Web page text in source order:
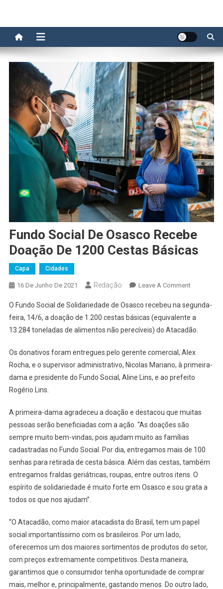
Fundo Social De Osasco Recebe
Doação De 1200 Cestas Básicas
Capa Cidades
16 De Junho De 2021 Redação Leave A CommentOn
Social
De
Osasco
Doação
De
1200
O Fundo Social de Solidariedade de Osasco recebeu na segunda-
feira, 14/6, a doação de 1.200 cestas básicas (equivalente a
13.284 toneladas de alimentos não perecíveis) do Atacadão.
Os donativos foram entregues pelo gerente comercial, Alex
Rocha, e o supervisor administrativo, Nicolas Mariano, à primeira-
dama e presidente do Fundo Social, Aline Lins, e ao prefeito
Rogério Lins.
A primeira-dama agradeceu a doação e destacou que muitas
pessoas serão beneficiadas com a ação. “As doações são
sempre muito bem-vindas, pois ajudam muito as famílias
cadastradas no Fundo Social. Por dia, entregamos mais de 100
senhas para retirada de cesta básica. Além das cestas, também
entregamos fraldas geriátricas, roupas, entre outros itens. O
espírito de solidariedade é muito forte em Osasco e sou grata a
todos os que nos ajudam”.
“O Atacadão, como maior atacadista do Brasil, tem um papel
social importantíssimo com os brasileiros. Por um lado,
oferecemos um dos maiores sortimentos de produtos do setor,
com preços extremamente competitivos. Desta maneira,
garantimos que o consumidor tenha oportunidade de comprar
mais, melhor e, principalmente, gastando menos. Do outro lado,